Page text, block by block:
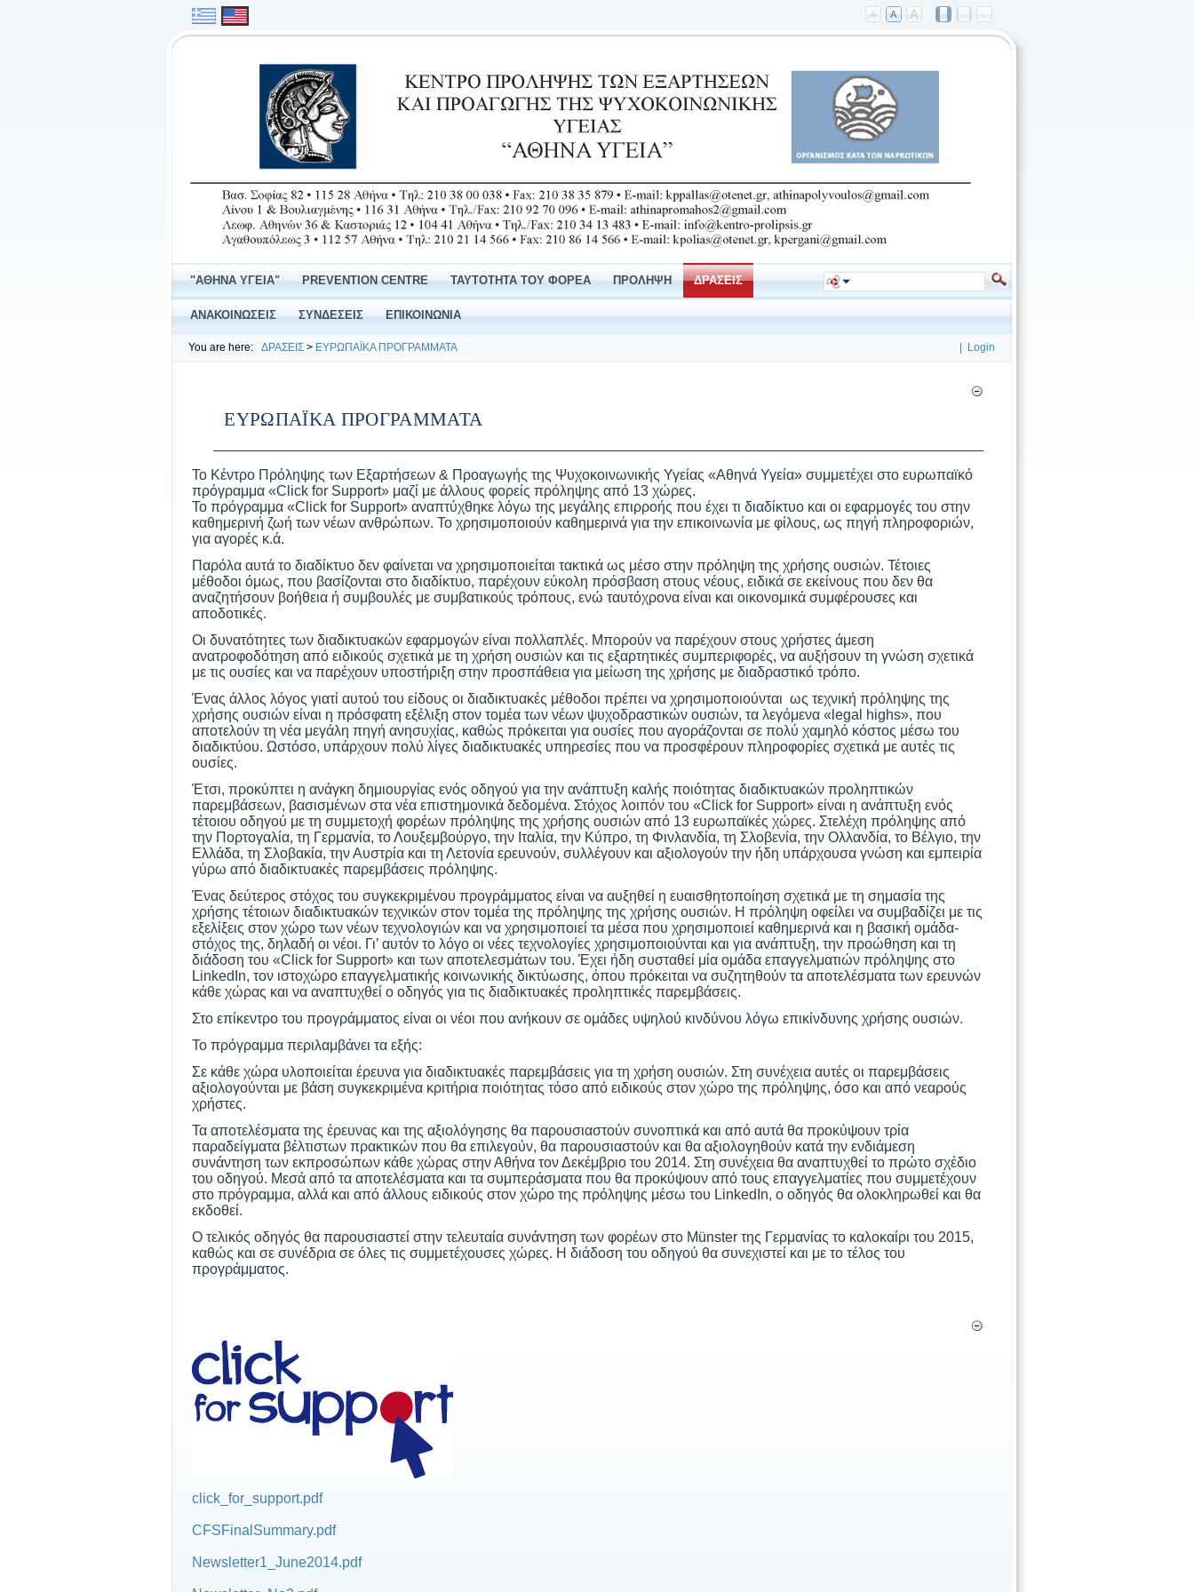
"ΑΘΗΝΑ ΥΓΕΙΑ" PREVENTION CENTRE ΤΑΥΤΟΤΗΤΑ ΤΟΥ ΦΟΡΕΑ ΠΡΟΛΗΨΗ ΔΡΑΣΕΙΣ
ΑΝΑΚΟΙΝΩΣΕΙΣ ΣΥΝΔΕΣΕΙΣ ΕΠΙΚΟΙΝΩΝΙΑ
You are here: ΔΡΑΣΕΙΣ > ΕΥΡΩΠΑΪΚΑ ΠΡΟΓΡΑΜΜΑΤΑ Login
ΕΥΡΩΠΑΪΚΑ ΠΡΟΓΡΑΜΜΑΤΑ
Το Κέντρο Πρόληψης των Εξαρτήσεων & Προαγωγής της Ψυχοκοινωνικής Υγείας «Αθηνά Υγεία» συμμετέχει στο ευρωπαϊκό
πρόγραμμα «Click for Support» μαζί με άλλους φορείς πρόληψης από 13 χώρες.
Το πρόγραμμα «Click for Support» αναπτύχθηκε λόγω της μεγάλης επιρροής που έχει τι διαδίκτυο και οι εφαρμογές του στην
καθημερινή ζωή των νέων ανθρώπων. Το χρησιμοποιούν καθημερινά για την επικοινωνία με φίλους, ως πηγή πληροφοριών,
για αγορές κ.ά.
Παρόλα αυτά το διαδίκτυο δεν φαίνεται να χρησιμοποιείται τακτικά ως μέσο στην πρόληψη της χρήσης ουσιών. Τέτοιες
μέθοδοι όμως, που βασίζονται στο διαδίκτυο, παρέχουν εύκολη πρόσβαση στους νέους, ειδικά σε εκείνους που δεν θα
αναζητήσουν βοήθεια ή συμβουλές με συμβατικούς τρόπους, ενώ ταυτόχρονα είναι και οικονομικά συμφέρουσες και
αποδοτικές.
Οι δυνατότητες των διαδικτυακών εφαρμογών είναι πολλαπλές. Μπορούν να παρέχουν στους χρήστες άμεση
ανατροφοδότηση από ειδικούς σχετικά με τη χρήση ουσιών και τις εξαρτητικές συμπεριφορές, να αυξήσουν τη γνώση σχετικά
με τις ουσίες και να παρέχουν υποστήριξη στην προσπάθεια για μείωση της χρήσης με διαδραστικό τρόπο.
Ένας άλλος λόγος γιατί αυτού του είδους οι διαδικτυακές μέθοδοι πρέπει να χρησιμοποιούνται ως τεχνική πρόληψης της
χρήσης ουσιών είναι η πρόσφατη εξέλιξη στον τομέα των νέων ψυχοδραστικών ουσιών, τα λεγόμενα «legal highs», που
αποτελούν τη νέα μεγάλη πηγή ανησυχίας, καθώς πρόκειται για ουσίες που αγοράζονται σε πολύ χαμηλό κόστος μέσω του
διαδικτύου. Ωστόσο, υπάρχουν πολύ λίγες διαδικτυακές υπηρεσίες που να προσφέρουν πληροφορίες σχετικά με αυτές τις
ουσίες.
Έτσι, προκύπτει η ανάγκη δημιουργίας ενός οδηγού για την ανάπτυξη καλής ποιότητας διαδικτυακών προληπτικών
παρεμβάσεων, βασισμένων στα νέα επιστημονικά δεδομένα. Στόχος λοιπόν του «Click for Support» είναι η ανάπτυξη ενός
τέτοιου οδηγού με τη συμμετοχή φορέων πρόληψης της χρήσης ουσιών από 13 ευρωπαϊκές χώρες. Στελέχη πρόληψης από
την Πορτογαλία, τη Γερμανία, το Λουξεμβούργο, την Ιταλία, την Κύπρο, τη Φινλανδία, τη Σλοβενία, την Ολλανδία, το Βέλγιο, την
Ελλάδα, τη Σλοβακία, την Αυστρία και τη Λετονία ερευνούν, συλλέγουν και αξιολογούν την ήδη υπάρχουσα γνώση και εμπειρία
γύρω από διαδικτυακές παρεμβάσεις πρόληψης.
Ένας δεύτερος στόχος του συγκεκριμένου προγράμματος είναι να αυξηθεί η ευαισθητοποίηση σχετικά με τη σημασία της
χρήσης τέτοιων διαδικτυακών τεχνικών στον τομέα της πρόληψης της χρήσης ουσιών. Η πρόληψη οφείλει να συμβαδίζει με τις
εξελίξεις στον χώρο των νέων τεχνολογιών και να χρησιμοποιεί τα μέσα που χρησιμοποιεί καθημερινά και η βασική ομάδα-
στόχος της, δηλαδή οι νέοι. Γι’ αυτόν το λόγο οι νέες τεχνολογίες χρησιμοποιούνται και για ανάπτυξη, την προώθηση και τη
διάδοση του «Click for Support» και των αποτελεσμάτων του. Έχει ήδη συσταθεί μία ομάδα επαγγελματιών πρόληψης στο
LinkedIn, τον ιστοχώρο επαγγελματικής κοινωνικής δικτύωσης, όπου πρόκειται να συζητηθούν τα αποτελέσματα των ερευνών
κάθε χώρας και να αναπτυχθεί ο οδηγός για τις διαδικτυακές προληπτικές παρεμβάσεις.
Στο επίκεντρο του προγράμματος είναι οι νέοι που ανήκουν σε ομάδες υψηλού κινδύνου λόγω επικίνδυνης χρήσης ουσιών.
Το πρόγραμμα περιλαμβάνει τα εξής:
Σε κάθε χώρα υλοποιείται έρευνα για διαδικτυακές παρεμβάσεις για τη χρήση ουσιών. Στη συνέχεια αυτές οι παρεμβάσεις
αξιολογούνται με βάση συγκεκριμένα κριτήρια ποιότητας τόσο από ειδικούς στον χώρο της πρόληψης, όσο και από νεαρούς
χρήστες.
Τα αποτελέσματα της έρευνας και της αξιολόγησης θα παρουσιαστούν συνοπτικά και από αυτά θα προκύψουν τρία
παραδείγματα βέλτιστων πρακτικών που θα επιλεγούν, θα παρουσιαστούν και θα αξιολογηθούν κατά την ενδιάμεση
συνάντηση των εκπροσώπων κάθε χώρας στην Αθήνα τον Δεκέμβριο του 2014. Στη συνέχεια θα αναπτυχθεί το πρώτο σχέδιο
του οδηγού. Μεσά από τα αποτελέσματα και τα συμπεράσματα που θα προκύψουν από τους επαγγελματίες που συμμετέχουν
στο πρόγραμμα, αλλά και από άλλους ειδικούς στον χώρο της πρόληψης μέσω του LinkedIn, ο οδηγός θα ολοκληρωθεί και θα
εκδοθεί.
Ο τελικός οδηγός θα παρουσιαστεί στην τελευταία συνάντηση των φορέων στο Münster της Γερμανίας το καλοκαίρι του 2015,
καθώς και σε συνέδρια σε όλες τις συμμετέχουσες χώρες. Η διάδοση του οδηγού θα συνεχιστεί και με το τέλος του
προγράμματος.
click_for_support.pdf
CFSFinalSummary.pdf
Newsletter1_June2014.pdf